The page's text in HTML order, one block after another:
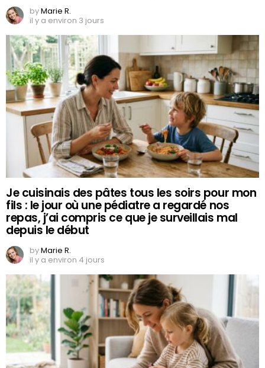
byMarie R.
il y a environ 3 jours
Je cuisinais des pâtes tous les soirs pour mon
fils : le jour où une pédiatre a regardé nos
repas, j’ai compris ce que je surveillais mal
depuis le début
byMarie R.
il y a environ 4 jours